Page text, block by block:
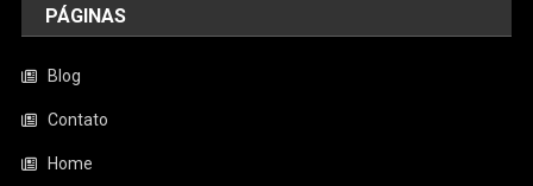
PÁGINAS
Blog
Contato
Home